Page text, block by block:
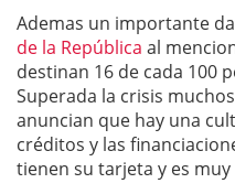
Ademas un importante
de la República al
destinan 16 de cada 100
Superada la crisis
anuncian que hay una
créditos y las
tienen su tarjeta y es muy